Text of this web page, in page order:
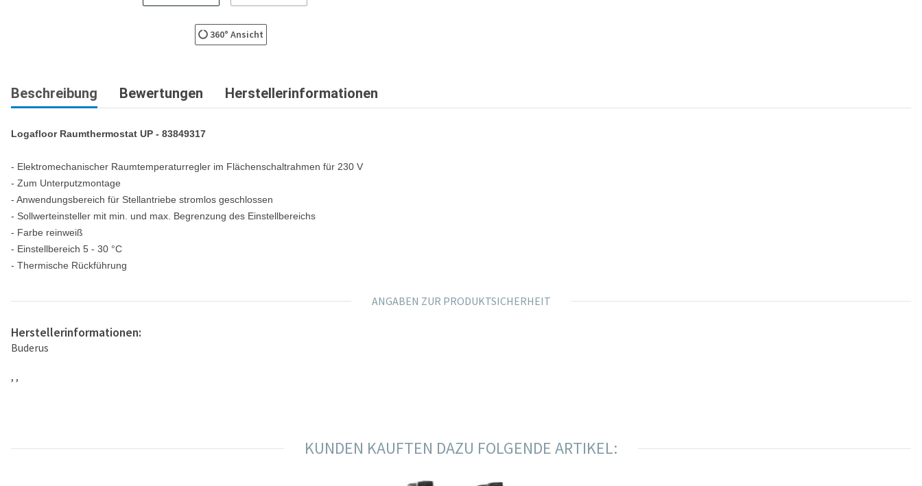
360° Ansicht
Beschreibung Bewertungen Herstellerinformationen
Logafloor Raumthermostat UP - 83849317
- Elektromechanischer Raumtemperaturregler im Flächenschaltrahmen für 230 V
- Zum Unterputzmontage
- Anwendungsbereich für Stellantriebe stromlos geschlossen
- Sollwerteinsteller mit min. und max. Begrenzung des Einstellbereichs
- Farbe reinweiß
- Einstellbereich 5 - 30 °C
- Thermische Rückführung
ANGABEN ZUR PRODUKTSICHERHEIT
Herstellerinformationen:
Buderus
, ,
KUNDEN KAUFTEN DAZU FOLGENDE ARTIKEL: